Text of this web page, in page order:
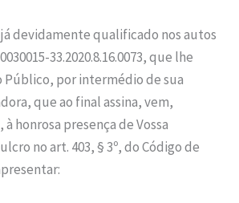
já devidamente qualificado nos autos
33.2020.8.16.0073, que lhe
Público, por intermédio de sua
que ao final assina, vem,
honrosa presença de Vossa
no art. 403, § 3º, do Código de